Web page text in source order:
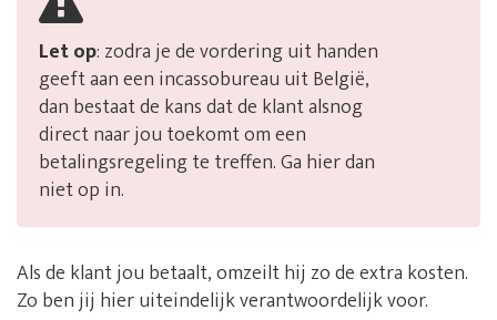
Let op: zodra je de vordering uit handen
geeft aan een incassobureau uit België,
dan bestaat de kans dat de klant alsnog
direct naar jou toekomt om een
betalingsregeling te treffen. Ga hier dan
niet op in.
Als de klant jou betaalt, omzeilt hij zo de extra kosten.
Zo ben jij hier uiteindelijk verantwoordelijk voor.